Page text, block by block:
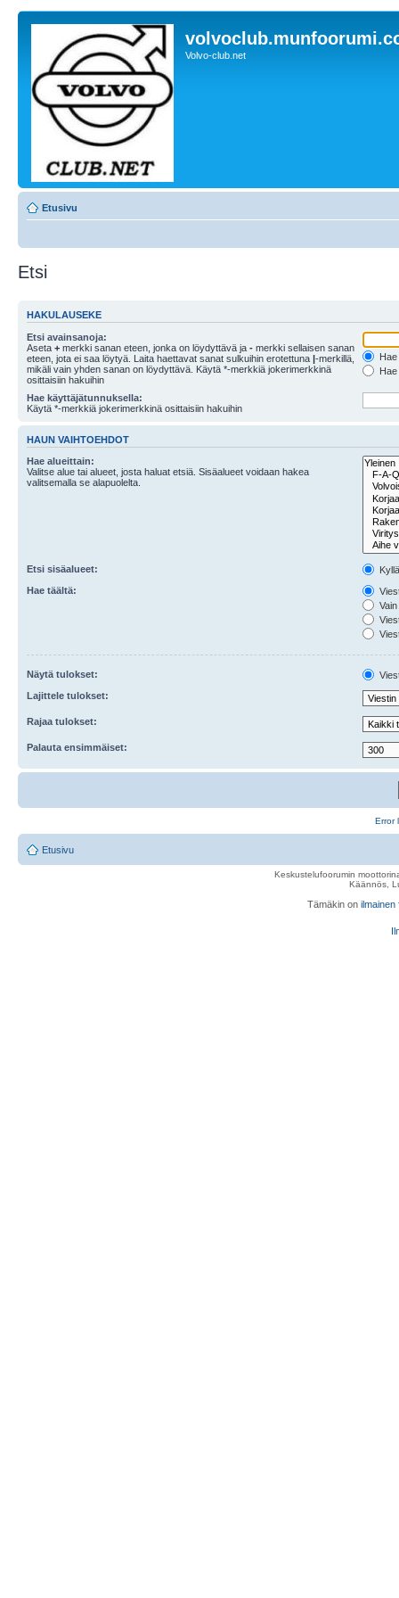
Volvo-club.net
Etusivu
Etsi
HAKULAUSEKE
Etsi avainsanoja:
Aseta + merkki sanan eteen, jonka on löydyttävä ja - merkki sellaisen sanan
eteen, jota ei saa löytyä. Laita haettavat sanat sulkuihin erotettuna |-merkillä,
mikäli vain yhden sanan on löydyttävä. Käytä *-merkkiä jokerimerkkinä
osittaisiin hakuihin
Hae käyttäjätunnuksella:
Käytä *-merkkiä jokerimerkkinä osittaisiin hakuihin
HAUN VAIHTOEHDOT
Hae alueittain:
Valitse alue tai alueet, josta haluat etsiä. Sisäalueet voidaan hakea
valitsemalla se alapuolelta.
Etsi sisäalueet:
Hae täältä:
Näytä tulokset:
Lajittele tulokset:
Rajaa tulokset:
Palauta ensimmäiset:
Error
Etusivu
Keskustelufoorumin
Käännös,
Tämäkin on ilmainen